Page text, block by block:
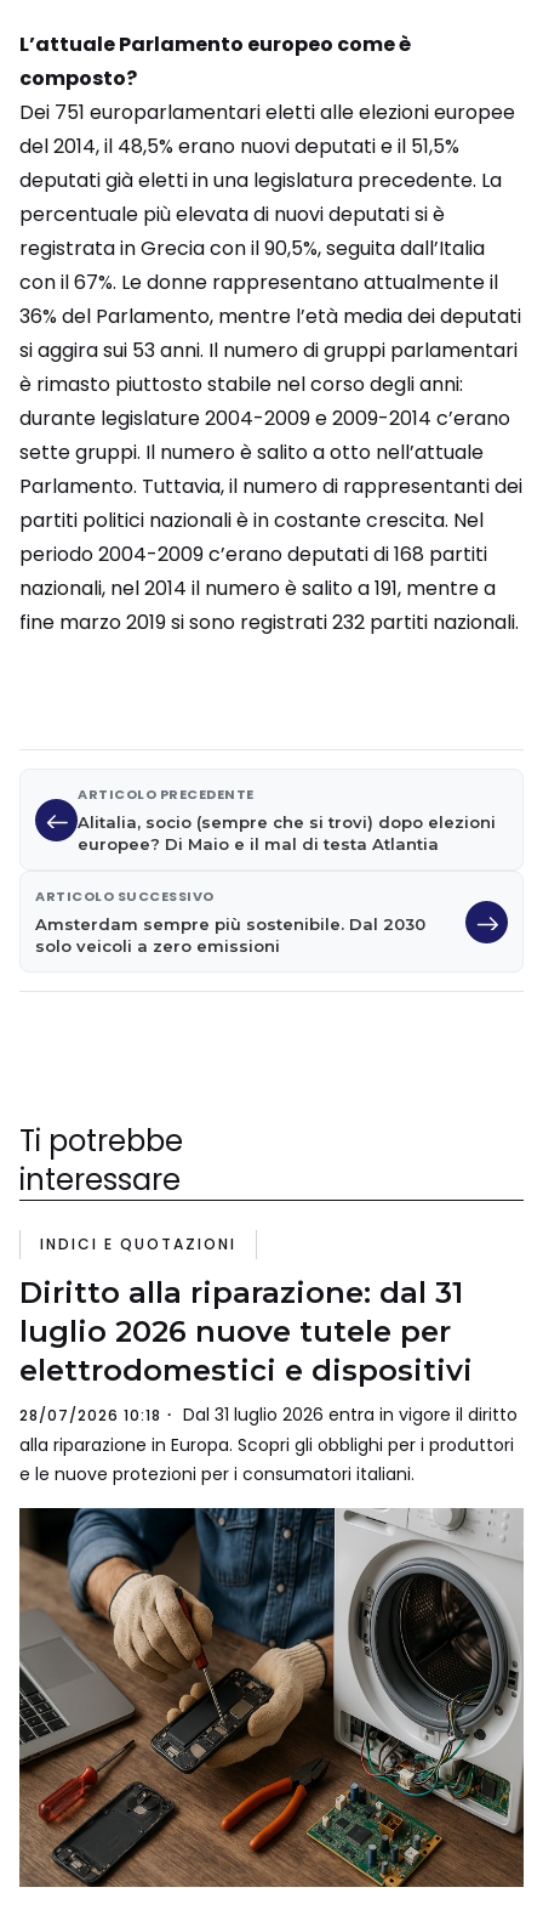
L’attuale Parlamento europeo come è
composto?
Dei 751 europarlamentari eletti alle elezioni europee
del 2014, il 48,5% erano nuovi deputati e il 51,5%
deputati già eletti in una legislatura precedente. La
percentuale più elevata di nuovi deputati si è
registrata in Grecia con il 90,5%, seguita dall’Italia
con il 67%. Le donne rappresentano attualmente il
36% del Parlamento, mentre l’età media dei deputati
si aggira sui 53 anni. Il numero di gruppi parlamentari
è rimasto piuttosto stabile nel corso degli anni:
durante legislature 2004-2009 e 2009-2014 c’erano
sette gruppi. Il numero è salito a otto nell’attuale
Parlamento. Tuttavia, il numero di rappresentanti dei
partiti politici nazionali è in costante crescita. Nel
periodo 2004-2009 c’erano deputati di 168 partiti
nazionali, nel 2014 il numero è salito a 191, mentre a
fine marzo 2019 si sono registrati 232 partiti nazionali.
ARTICOLO PRECEDENTE
Alitalia, socio (sempre che si trovi) dopo elezioni
europee? Di Maio e il mal di testa Atlantia
ARTICOLO SUCCESSIVO
Amsterdam sempre più sostenibile. Dal 2030
solo veicoli a zero emissioni
Ti potrebbe
interessare
INDICI E QUOTAZIONI
Diritto alla riparazione: dal 31
luglio 2026 nuove tutele per
elettrodomestici e dispositivi
28/07/2026 10:18
Dal 31 luglio 2026 entra in vigore il diritto
alla riparazione in Europa. Scopri gli obblighi per i produttori
e le nuove protezioni per i consumatori italiani.